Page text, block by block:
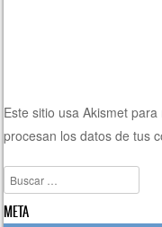
Este sitio usa Akismet
procesan los datos de tus
Buscar
META